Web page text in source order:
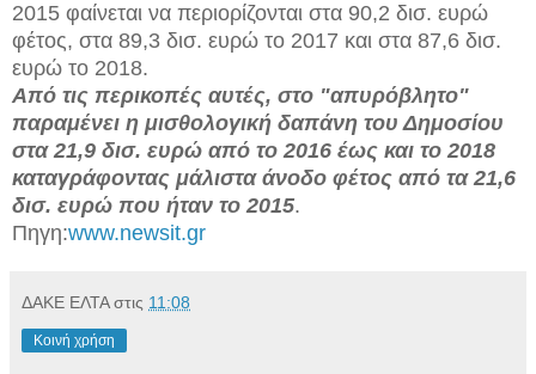
2015 φαίνεται να περιορίζονται στα 90,2 δισ. ευρώ
φέτος, στα 89,3 δισ. ευρώ το 2017 και στα 87,6 δισ.
ευρώ το 2018.
Από τις περικοπές αυτές, στο "απυρόβλητο"
παραμένει η μισθολογική δαπάνη του Δημοσίου
στα 21,9 δισ. ευρώ από το 2016 έως και το 2018
καταγράφοντας μάλιστα άνοδο φέτος από τα 21,6
δισ. ευρώ που ήταν το 2015.
Πηγη:www.newsit.gr
ΔΑΚΕ ΕΛΤΑ στις 11:08
Κοινή χρήση